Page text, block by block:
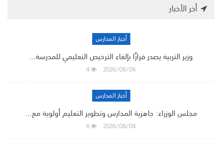
أخر الأخبار
أخبار المدارس
وزير التربية يصدر قرارًا بإلغاء الترخيص التعليمي للمدرسة…
2026/08/06
4
أخبار المدارس
مجلس الوزراء: جاهزية المدارس وتطوير التعليم أولوية مع…
2026/08/04
6